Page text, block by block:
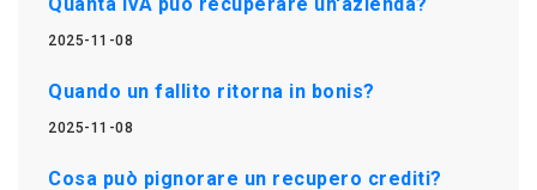
2025-11-08
Quando un fallito ritorna in bonis?
2025-11-08
Cosa può pignorare un recupero crediti?